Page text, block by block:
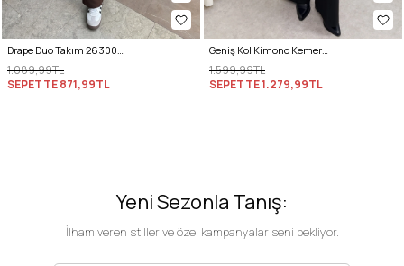
1.089,99TL
SEPETTE871,99TL
1.599,99TL
SEPETTE1.279,99TL
Yeni Sezonla Tanış:
İlham veren stiller ve özel kampanyalar seni bekliyor.